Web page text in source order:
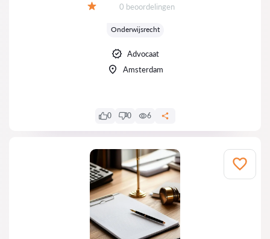
Getuigenissen:
0 beoordelingen
Onderwijsrecht
Advocaat
Amsterdam
0 0 6